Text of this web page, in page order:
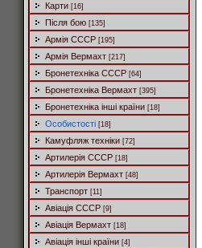
Карти [16]
Після бою [135]
Армія СССР [195]
Армія Вермахт [217]
Бронетехніка СССР [64]
Бронетехніка Вермахт [395]
Бронетехніка інші країни [18]
Особистості [18]
Камуфляж техніки [72]
Артилерія СССР [18]
Артилерія Вермахт [48]
Транспорт [11]
Авіація СССР [9]
Авіація Вермахт [18]
Авіація інші країни [4]